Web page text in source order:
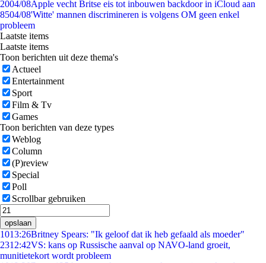
2004/08Apple vecht Britse eis tot inbouwen backdoor in iCloud aan
8504/08'Witte' mannen discrimineren is volgens OM geen enkel
probleem
Laatste items
Laatste items
Toon berichten uit deze thema's
Actueel
Entertainment
Sport
Film & Tv
Games
Toon berichten van deze types
Weblog
Column
(P)review
Special
Poll
Scrollbar gebruiken
opslaan
1013:26Britney Spears: "Ik geloof dat ik heb gefaald als moeder"
2312:42VS: kans op Russische aanval op NAVO-land groeit,
munitietekort wordt probleem